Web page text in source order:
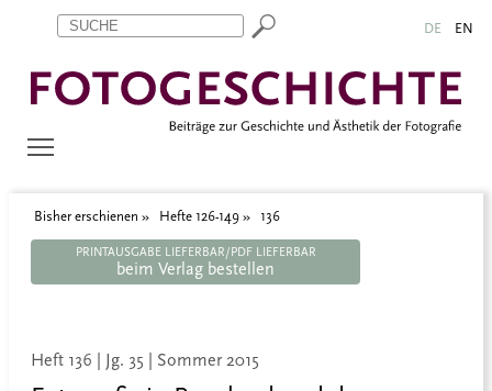
Zum Inhalt springen
Aktuelle Seite: 136 DE EN
Bisher erschienen Hefte 126-149 136
PRINTAUSGABE LIEFERBAR/PDF LIEFERBAR
beim Verlag bestellen
Heft 136 | Jg. 35 | Sommer 2015